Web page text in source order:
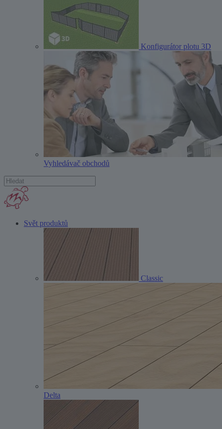
Konfigurátor plotu 3D
Vyhledávač obchodů
Svět produktů
Classic
Delta